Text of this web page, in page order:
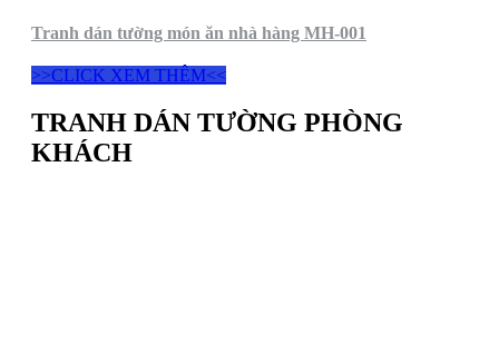
Tranh dán tường món ăn nhà hàng MH-001
>>CLICK XEM THÊM<<
TRANH DÁN TƯỜNG PHÒNG
KHÁCH